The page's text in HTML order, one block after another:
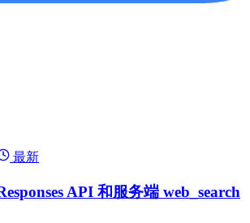
最新
API 和服务端 web_search